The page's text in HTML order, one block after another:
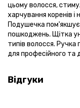
цьому волосся,
харчування коренів
Подушечка пом'якшує
пошкоджень. Щітка
типів волосся.
для професійного та
Відгуки